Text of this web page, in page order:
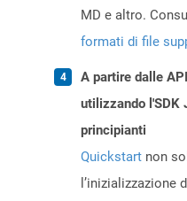
MD e altro.
formati di file
A partire dalle
utilizzando l'SDK
principianti
Quickstart non
l’inizializzazione